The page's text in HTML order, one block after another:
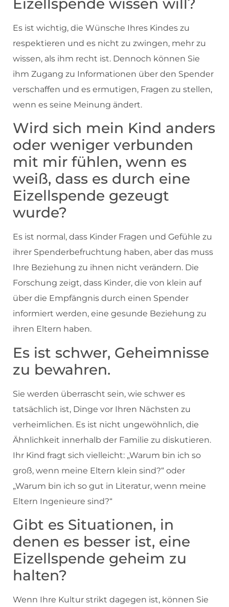
Es ist wichtig, die Wünsche Ihres Kindes zu
respektieren und es nicht zu zwingen, mehr zu
wissen, als ihm recht ist. Dennoch können Sie
ihm Zugang zu Informationen über den Spender
verschaffen und es ermutigen, Fragen zu stellen,
wenn es seine Meinung ändert.
Wird sich mein Kind anders
oder weniger verbunden
mit mir fühlen, wenn es
weiß, dass es durch eine
Eizellspende gezeugt
wurde?
Es ist normal, dass Kinder Fragen und Gefühle zu
ihrer Spenderbefruchtung haben, aber das muss
Ihre Beziehung zu ihnen nicht verändern. Die
Forschung zeigt, dass Kinder, die von klein auf
über die Empfängnis durch einen Spender
informiert werden, eine gesunde Beziehung zu
ihren Eltern haben.
Es ist schwer, Geheimnisse
zu bewahren.
Sie werden überrascht sein, wie schwer es
tatsächlich ist, Dinge vor Ihren Nächsten zu
verheimlichen. Es ist nicht ungewöhnlich, die
Ähnlichkeit innerhalb der Familie zu diskutieren.
Ihr Kind fragt sich vielleicht: „Warum bin ich so
groß, wenn meine Eltern klein sind?“ oder
„Warum bin ich so gut in Literatur, wenn meine
Eltern Ingenieure sind?“
Gibt es Situationen, in
denen es besser ist, eine
Eizellspende geheim zu
halten?
Wenn Ihre Kultur strikt dagegen ist, können Sie